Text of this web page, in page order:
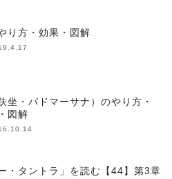
り方・効果・図解
坐・パドマーサナ）のやり方・
図解
・タントラ」を読む【44】第3章